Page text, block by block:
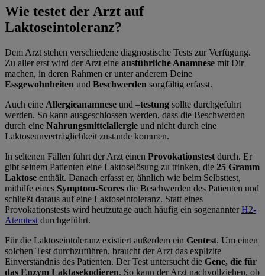
Wie testet der Arzt auf
Laktoseintoleranz?
Dem Arzt stehen verschiedene diagnostische Tests zur Verfügung.
Zu aller erst wird der Arzt eine ausführliche Anamnese mit Dir
machen, in deren Rahmen er unter anderem Deine
Essgewohnheiten und Beschwerden sorgfältig erfasst.
Auch eine Allergieanamnese und –testung sollte durchgeführt
werden. So kann ausgeschlossen werden, dass die Beschwerden
durch eine Nahrungsmittelallergie und nicht durch eine
Laktoseunverträglichkeit zustande kommen.
In seltenen Fällen führt der Arzt einen Provokationstest durch. Er
gibt seinem Patienten eine Laktoselösung zu trinken, die 25 Gramm
Laktose enthält. Danach erfasst er, ähnlich wie beim Selbsttest,
mithilfe eines Symptom-Scores die Beschwerden des Patienten und
schließt daraus auf eine Laktoseintoleranz. Statt eines
Provokationstests wird heutzutage auch häufig ein sogenannterH2-
Atemtest durchgeführt.
Für die Laktoseintoleranz existiert außerdem ein Gentest. Um einen
solchen Test durchzuführen, braucht der Arzt das explizite
Einverständnis des Patienten. Der Test untersucht die Gene, die für
das Enzym Laktasekodieren. So kann der Arzt nachvollziehen, ob